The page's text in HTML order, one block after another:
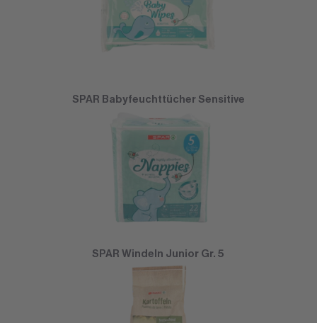
SPAR Babyfeuchttücher Sensitive
SPAR Windeln Junior Gr. 5